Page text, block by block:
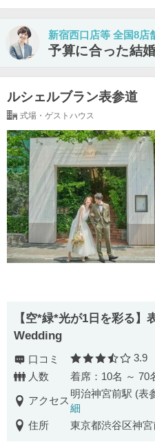
新宿西口店等 全国8店
予算に合った結
ルシェルブラン表参道
式場・ゲストハウス
【空*緑*光が1日を彩る】
Wedding
口コミ 口コ
3.9
人数
着席：10名 ～ 70
アクセス
明治神宮前駅 (表
細
住所
東京都渋谷区神